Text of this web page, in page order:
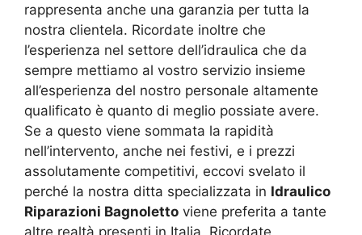
rappresenta anche una garanzia per tutta la
nostra clientela. Ricordate inoltre che
l’esperienza nel settore dell’idraulica che da
sempre mettiamo al vostro servizio insieme
all’esperienza del nostro personale altamente
qualificato è quanto di meglio possiate avere.
Se a questo viene sommata la rapidità
nell’intervento, anche nei festivi, e i prezzi
assolutamente competitivi, eccovi svelato il
perché la nostra ditta specializzata in Idraulico
Riparazioni Bagnoletto viene preferita a tante
altre realtà presenti in Italia. Ricordate,